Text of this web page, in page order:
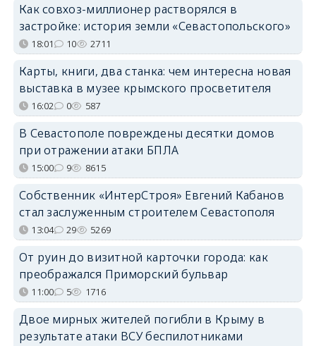
Как совхоз-миллионер растворялся в
застройке: история земли «Севастопольского»
18:01 10 2711
Карты, книги, два станка: чем интересна новая
выставка в музее крымского просветителя
16:02 0 587
В Севастополе повреждены десятки домов
при отражении атаки БПЛА
15:00 9 8615
Собственник «ИнтерСтроя» Евгений Кабанов
стал заслуженным строителем Севастополя
13:04 29 5269
От руин до визитной карточки города: как
преображался Приморский бульвар
11:00 5 1716
Двое мирных жителей погибли в Крыму в
результате атаки ВСУ беспилотниками